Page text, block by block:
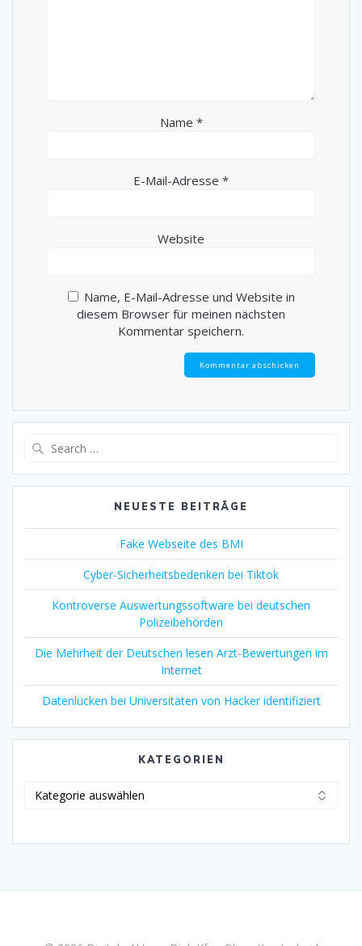
Name *
E-Mail-Adresse *
Website
Name, E-Mail-Adresse und Website in
diesem Browser für meinen nächsten
Kommentar speichern.
NEUESTE BEITRÄGE
Fake Webseite des BMI
Cyber-Sicherheitsbedenken bei Tiktok
Kontroverse Auswertungssoftware bei deutschen
Polizeibehörden
Die Mehrheit der Deutschen lesen Arzt-Bewertungen im
Internet
Datenlücken bei Universitäten von Hacker identifiziert
KATEGORIEN